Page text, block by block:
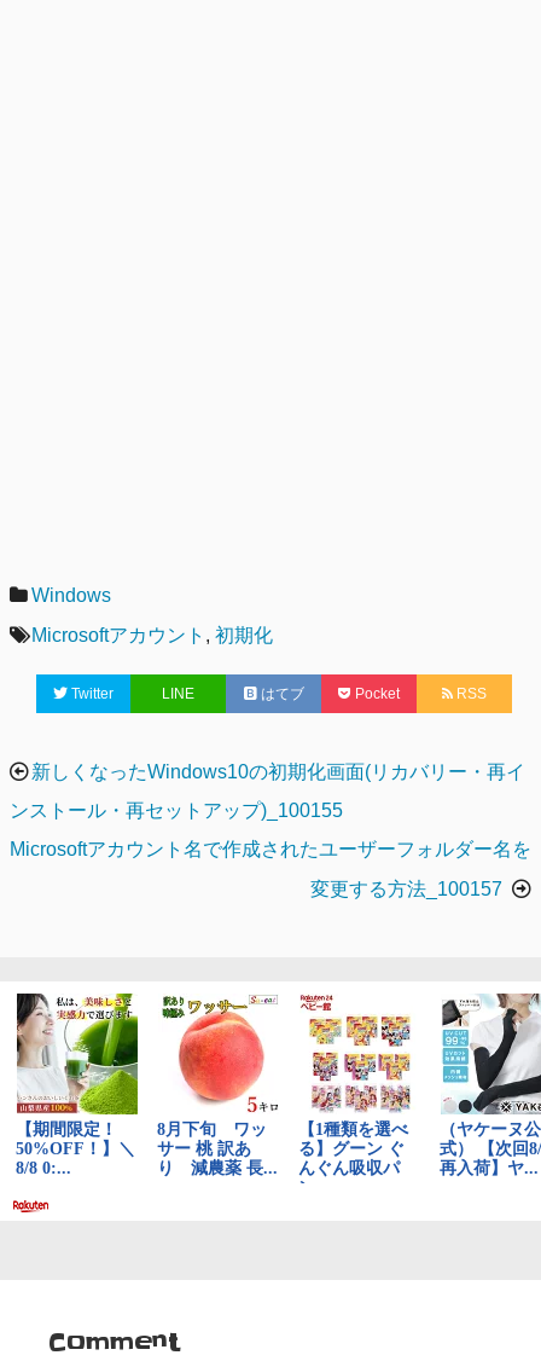
カ
テ
ゴ
リ
Windows
タ
グ
Microsoftアカウント , 初期化
Twitter LINE はてブ Pocket RSS
投
稿
ナ
シ
ョ
ン
新しくなったWindows10の初期化画面(リカバリー・再イ
ンストール・再セットアップ)_100155
Microsoftアカウント名で作成されたユーザーフォルダー名を
変更する方法_100157
Comment